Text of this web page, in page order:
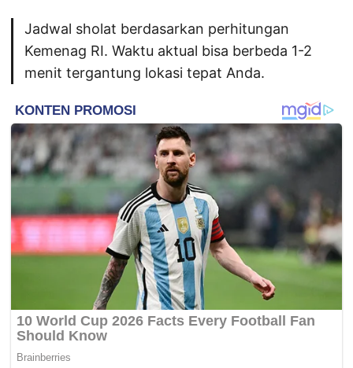
Jadwal sholat berdasarkan perhitungan
Kemenag RI. Waktu aktual bisa berbeda 1-2
menit tergantung lokasi tepat Anda.